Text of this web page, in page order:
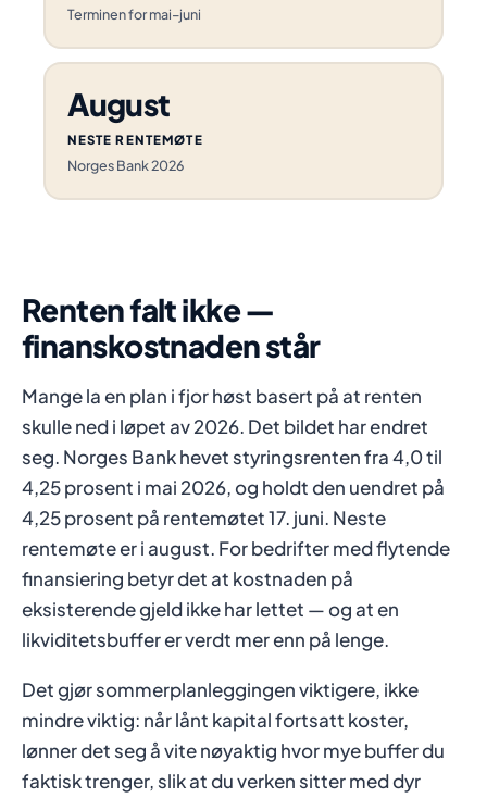
Terminen for mai–juni
August
NESTE RENTEMØTE
Norges Bank 2026
Renten falt ikke —
finanskostnaden står
Mange la en plan i fjor høst basert på at renten
skulle ned i løpet av 2026. Det bildet har endret
seg. Norges Bank hevet styringsrenten fra 4,0 til
4,25 prosent i mai 2026, og holdt den uendret på
4,25 prosent på rentemøtet 17. juni. Neste
rentemøte er i august. For bedrifter med flytende
finansiering betyr det at kostnaden på
eksisterende gjeld ikke har lettet — og at en
likviditetsbuffer er verdt mer enn på lenge.
Det gjør sommerplanleggingen viktigere, ikke
mindre viktig: når lånt kapital fortsatt koster,
lønner det seg å vite nøyaktig hvor mye buffer du
faktisk trenger, slik at du verken sitter med dyr